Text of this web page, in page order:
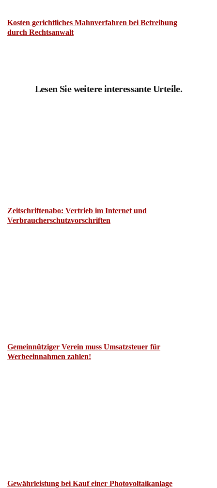
Kosten gerichtliches Mahnverfahren bei Betreibung
durch Rechtsanwalt
Lesen Sie weitere interessante Urteile.
Zeitschriftenabo: Vertrieb im Internet und
Verbraucherschutzvorschriften
Gemeinnütziger Verein muss Umsatzsteuer für
Werbeeinnahmen zahlen!
Gewährleistung bei Kauf einer Photovoltaikanlage